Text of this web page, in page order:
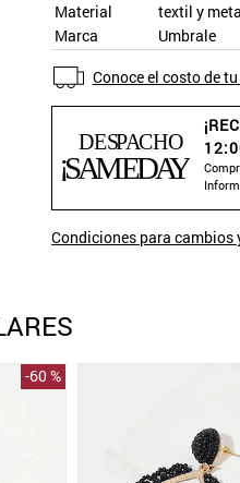
Material
textil y
Marca
Umbrale
Conoce el costo de
Condiciones para cambios
-60 %